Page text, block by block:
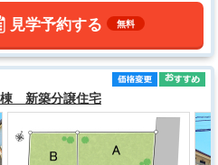
見学予約する 無料
新築分譲住宅